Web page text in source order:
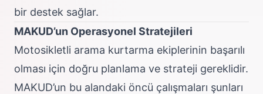
bir destek sağlar.
MAKUD’un Operasyonel Stratejileri
Motosikletli arama kurtarma ekiplerinin başarılı
olması için doğru planlama ve strateji gereklidir.
MAKUD’un bu alandaki öncü çalışmaları şunları